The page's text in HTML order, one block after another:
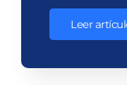
Leer